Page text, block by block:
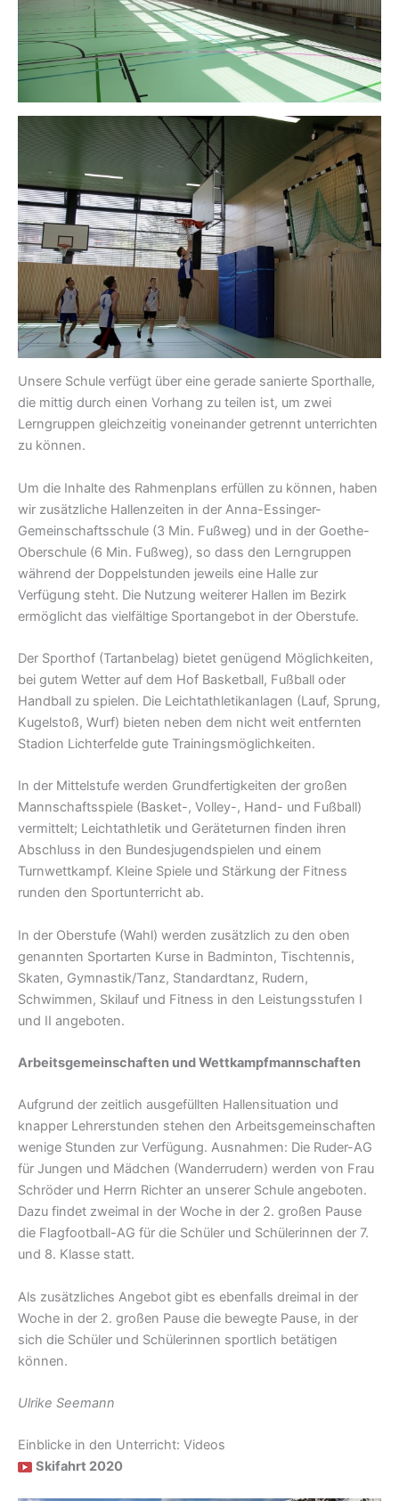
Unsere Schule verfügt über eine gerade sanierte Sporthalle,
die mittig durch einen Vorhang zu teilen ist, um zwei
Lerngruppen gleichzeitig voneinander getrennt unterrichten
zu können.
Um die Inhalte des Rahmenplans erfüllen zu können, haben
wir zusätzliche Hallenzeiten in der Anna-Essinger-
Gemeinschaftsschule (3 Min. Fußweg) und in der Goethe-
Oberschule (6 Min. Fußweg), so dass den Lerngruppen
während der Doppelstunden jeweils eine Halle zur
Verfügung steht. Die Nutzung weiterer Hallen im Bezirk
ermöglicht das vielfältige Sportangebot in der Oberstufe.
Der Sporthof (Tartanbelag) bietet genügend Möglichkeiten,
bei gutem Wetter auf dem Hof Basketball, Fußball oder
Handball zu spielen. Die Leichtathletikanlagen (Lauf, Sprung,
Kugelstoß, Wurf) bieten neben dem nicht weit entfernten
Stadion Lichterfelde gute Trainingsmöglichkeiten.
In der Mittelstufe werden Grundfertigkeiten der großen
Mannschaftsspiele (Basket-, Volley-, Hand- und Fußball)
vermittelt; Leichtathletik und Geräteturnen finden ihren
Abschluss in den Bundesjugendspielen und einem
Turnwettkampf. Kleine Spiele und Stärkung der Fitness
runden den Sportunterricht ab.
In der Oberstufe (Wahl) werden zusätzlich zu den oben
genannten Sportarten Kurse in Badminton, Tischtennis,
Skaten, Gymnastik/Tanz, Standardtanz, Rudern,
Schwimmen, Skilauf und Fitness in den Leistungsstufen I
und II angeboten.
Arbeitsgemeinschaften und Wettkampfmannschaften
Aufgrund der zeitlich ausgefüllten Hallensituation und
knapper Lehrerstunden stehen den Arbeitsgemeinschaften
wenige Stunden zur Verfügung. Ausnahmen: Die Ruder-AG
für Jungen und Mädchen (Wanderrudern) werden von Frau
Schröder und Herrn Richter an unserer Schule angeboten.
Dazu findet zweimal in der Woche in der 2. großen Pause
die Flagfootball-AG für die Schüler und Schülerinnen der 7.
und 8. Klasse statt.
Als zusätzliches Angebot gibt es ebenfalls dreimal in der
Woche in der 2. großen Pause die bewegte Pause, in der
sich die Schüler und Schülerinnen sportlich betätigen
können.
Ulrike Seemann
Einblicke in den Unterricht: Videos
Skifahrt 2020